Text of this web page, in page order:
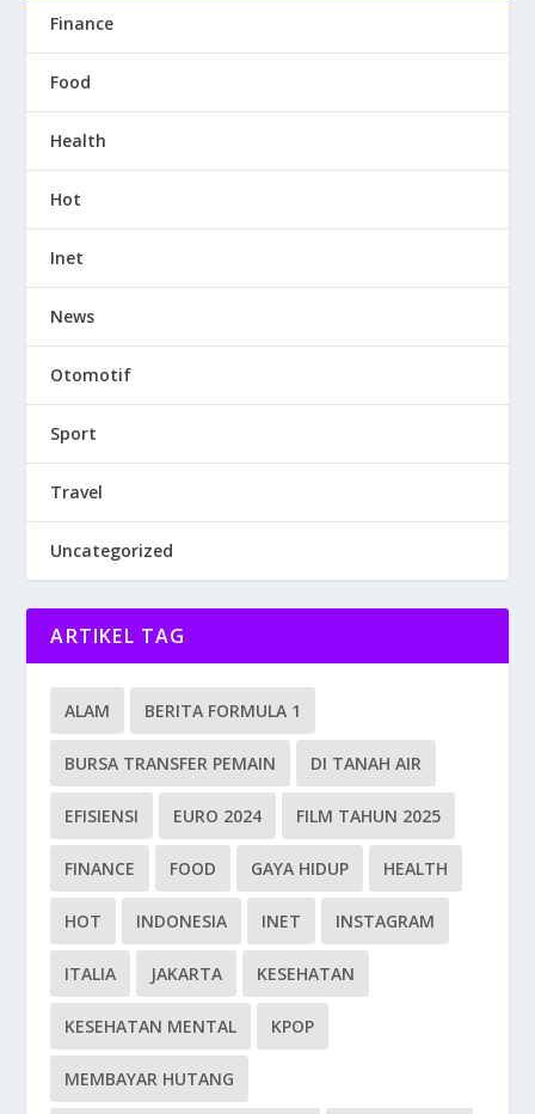
Finance
Food
Health
Hot
Inet
News
Otomotif
Sport
Travel
Uncategorized
ARTIKEL TAG
ALAM BERITA FORMULA 1
BURSA TRANSFER PEMAIN DI TANAH AIR
EFISIENSI EURO 2024 FILM TAHUN 2025
FINANCE FOOD GAYA HIDUP HEALTH
HOT INDONESIA INET INSTAGRAM
ITALIA JAKARTA KESEHATAN
KESEHATAN MENTAL KPOP
MEMBAYAR HUTANG